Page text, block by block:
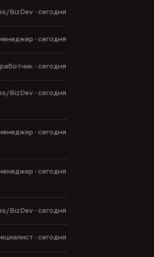
BizDev · сегодня
· сегодня
· сегодня
BizDev · сегодня
· сегодня
· сегодня
BizDev · сегодня
· сегодня